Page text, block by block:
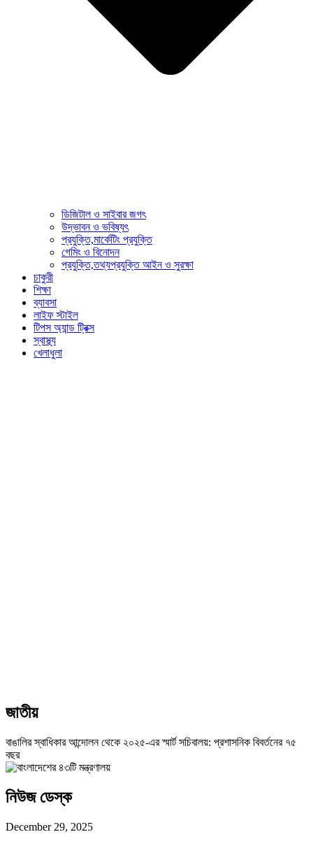
ডিজিটাল ও সাইবার জগৎ
উদ্ভাবন ও ভবিষ্যৎ
প্রযুক্তি,মার্কেটিং প্রযুক্তি
গেমিং ও বিনোদন
প্রযুক্তি,তথ্যপ্রযুক্তি আইন ও সুরক্ষা
চাকুরী
শিক্ষা
ব্যাবসা
লাইফ স্টাইল
টিপস অ্যান্ড ট্রিক্স
স্বাস্থ্য
খেলাধুলা
জাতীয়
বাঙালির স্বাধিকার আন্দোলন থেকে ২০২৫-এর স্মার্ট সচিবালয়: প্রশাসনিক বিবর্তনের ৭৫
বছর
নিউজ ডেস্ক
December 29, 2025